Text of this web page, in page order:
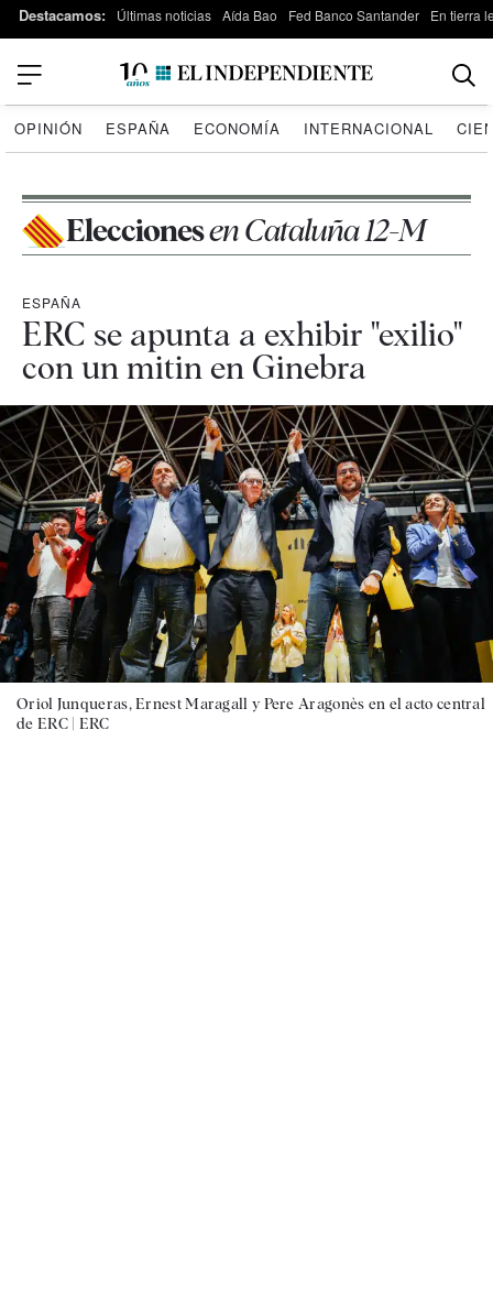
Destacamos: Últimas noticias Aída Bao Fed Banco Santander En tierra
OPINIÓN ESPAÑA ECONOMÍA INTERNACIONAL
Eleccionesen Cataluña 12-M
ESPAÑA
ERC se apunta a exhibir "exilio"
con un mitin en Ginebra
Oriol Junqueras, Ernest Maragall y Pere Aragonès en el acto central
de ERC | ERC